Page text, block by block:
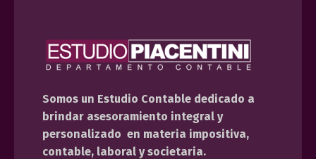
Somos un Estudio Contable dedicado a
brindar asesoramiento integral y
personalizado en materia impositiva,
contable, laboral y societaria.